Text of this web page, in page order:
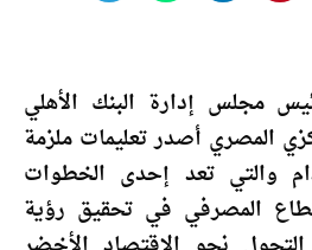
مجلس إدارة البنك الأهلي
المصري أصدر تعليمات ملزمة
والتي تعد إحدى الخطوات
المصرفي في تحقيق رؤية